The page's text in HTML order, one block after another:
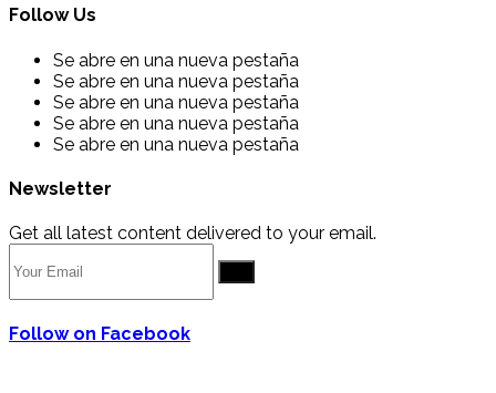
Follow Us
Se abre en una nueva pestaña
Se abre en una nueva pestaña
Se abre en una nueva pestaña
Se abre en una nueva pestaña
Se abre en una nueva pestaña
Newsletter
Get all latest content delivered to your email.
Follow on Facebook